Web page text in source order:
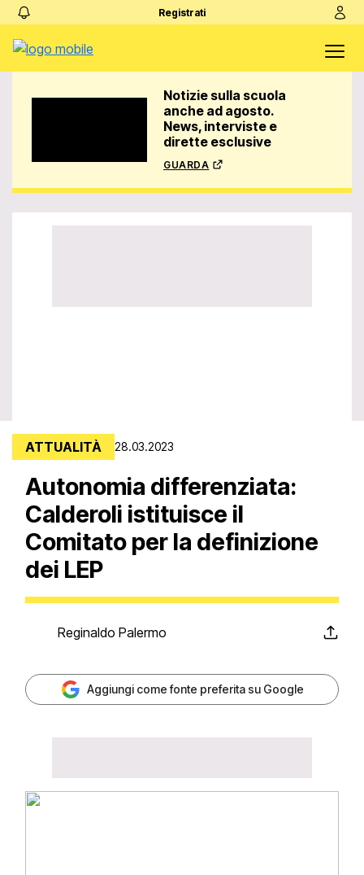
Registrati
Notizie sulla scuola
anche ad agosto.
News, interviste e
dirette esclusive
guarda
ATTUALITÀ 28.03.2023
Autonomia differenziata:
Calderoli istituisce il
Comitato per la definizione
dei LEP
Reginaldo Palermo
Aggiungi come fonte preferita su Google